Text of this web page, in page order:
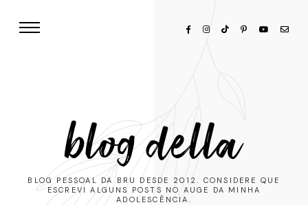
blog della
BLOG PESSOAL DA BRU DESDE 2012. CONSIDERE QUE
ESCREVI ALGUNS POSTS NO AUGE DA MINHA
ADOLESCÊNCIA.